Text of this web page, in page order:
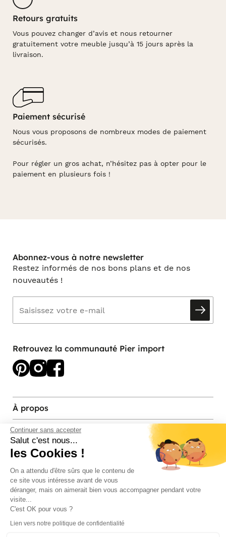
Continuer sans accepter
Salut c'est nous...
les Cookies !
On a attendu d'être sûrs que le contenu de
ce site vous intéresse avant de vous
déranger, mais on aimerait bien vous accompagner pendant votre
visite...
C'est OK pour vous ?
Lien vers notre politique de confidentialité
Retours gratuits
Vous pouvez changer d’avis et nous retourner
gratuitement votre meuble jusqu’à 15 jours après la
livraison.
Paiement sécurisé
Nous vous proposons de nombreux modes de paiement
sécurisés.
Pour régler un gros achat, n’hésitez pas à opter pour le
paiement en plusieurs fois !
Abonnez-vous à notre newsletter
Restez informés de nos bons plans et de nos
nouveautés !
Retrouvez la communauté Pier import
À propos
Services et contact
Magasins et Showrooms
Modes de paiement acceptés